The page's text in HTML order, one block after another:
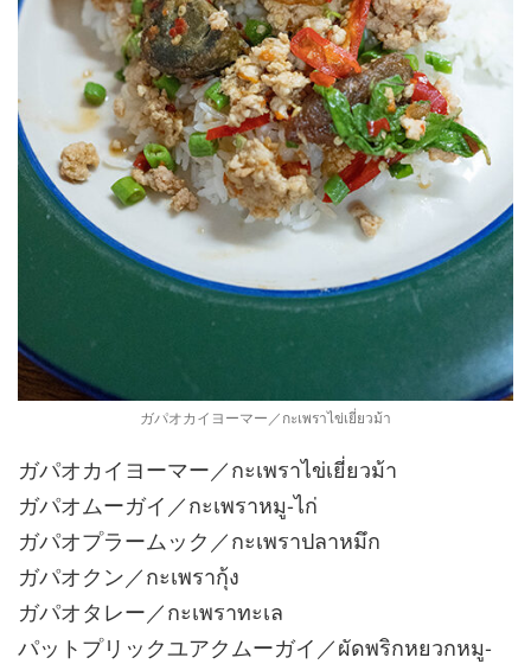
ガパオカイヨーマー／กะเพราไข่เยี่ยวม้า
ガパオカイヨーマー／กะเพราไข่เยี่ยวม้า
ガパオムーガイ／กะเพราหมู-ไก่
ガパオプラームック／กะเพราปลาหมึก
ガパオクン／กะเพรากุ้ง
ガパオタレー／กะเพราทะเล
パットプリックユアクムーガイ／ผัดพริกหยวกหมู-